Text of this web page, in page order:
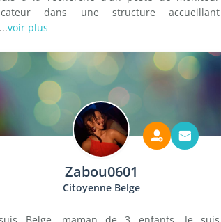
dans une structure accueillant
voir plus
Zabou0601
Citoyenne Belge